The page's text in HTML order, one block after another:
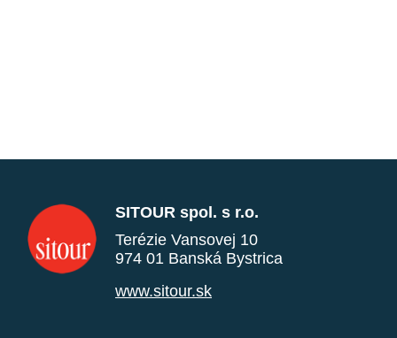
SITOUR spol. s r.o.
Terézie Vansovej 10
974 01 Banská Bystrica
www.sitour.sk